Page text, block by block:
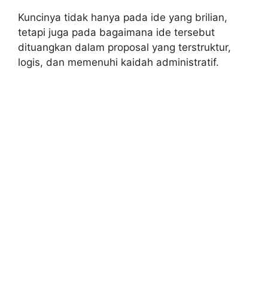
Kuncinya tidak hanya pada ide yang brilian,
tetapi juga pada bagaimana ide tersebut
dituangkan dalam proposal yang terstruktur,
logis, dan memenuhi kaidah administratif.